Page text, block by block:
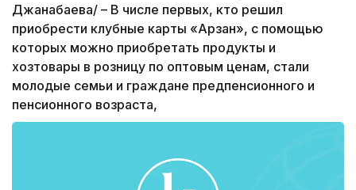
Джанабаева/ – В числе первых, кто решил
приобрести клубные карты «Арзан», с помощью
которых можно приобретать продукты и
хозтовары в розницу по оптовым ценам, стали
молодые семьи и граждане предпенсионного и
пенсионного возраста,